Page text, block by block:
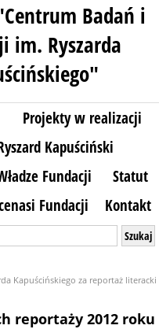
Badań i
im. Ryszarda
Projekty w realizacji
Kapuściński
Fundacji
Statut
Fundacji
Kontakt
Kapuścińskiego za reportaż literacki
reportaży 2012 roku